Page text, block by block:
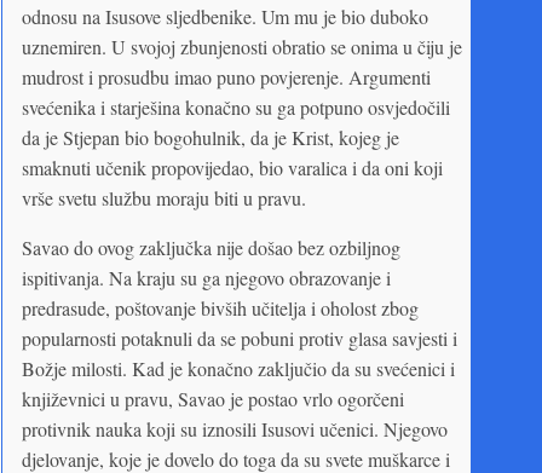
odnosu na Isusove sljedbenike. Um mu je bio duboko
uznemiren. U svojoj zbunjenosti obratio se onima u čiju je
mudrost i prosudbu imao puno povjerenje. Argumenti
svećenika i starješina konačno su ga potpuno osvjedočili
da je Stjepan bio bogohulnik, da je Krist, kojeg je
smaknuti učenik propovijedao, bio varalica i da oni koji
vrše svetu službu moraju biti u pravu.
Savao do ovog zaključka nije došao bez ozbiljnog
ispitivanja. Na kraju su ga njegovo obrazovanje i
predrasude, poštovanje bivših učitelja i oholost zbog
popularnosti potaknuli da se pobuni protiv glasa savjesti i
Božje milosti. Kad je konačno zaključio da su svećenici i
književnici u pravu, Savao je postao vrlo ogorčeni
protivnik nauka koji su iznosili Isusovi učenici. Njegovo
djelovanje, koje je dovelo do toga da su svete muškarce i